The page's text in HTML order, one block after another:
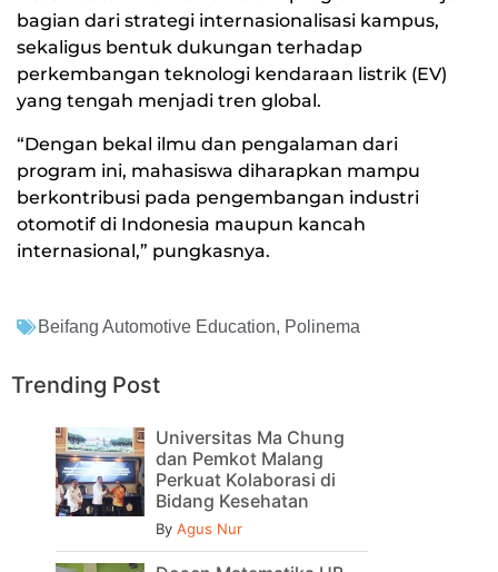
bagian dari strategi internasionalisasi kampus,
sekaligus bentuk dukungan terhadap
perkembangan teknologi kendaraan listrik (EV)
yang tengah menjadi tren global.
“Dengan bekal ilmu dan pengalaman dari
program ini, mahasiswa diharapkan mampu
berkontribusi pada pengembangan industri
otomotif di Indonesia maupun kancah
internasional,” pungkasnya.
Beifang Automotive Education, Polinema
Trending Post
Universitas Ma Chung
dan Pemkot Malang
Perkuat Kolaborasi di
Bidang Kesehatan
By Agus Nur